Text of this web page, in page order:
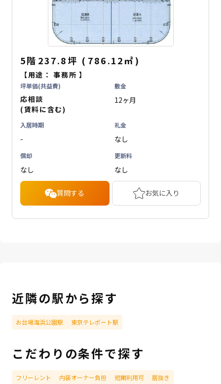
5階 237.8坪 ( 786.12㎡ )
【用途：事務所 】
坪単価(共益費)
応相談
(賃料に含む)
敷金
12ヶ月
入居時期
-
礼金
なし
償却
なし
更新料
なし
質問する お気に入り
近隣の駅から探す
お台場海浜公園駅 東京テレポート駅
こだわりの条件で探す
フリーレント 内装オーナー負担 短期利用可
居抜き